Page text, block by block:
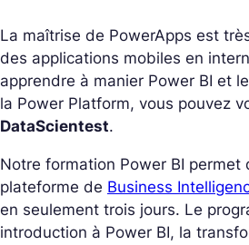
La maîtrise de PowerApps est
des applications mobiles en
apprendre à manier Power BI et
la Power Platform, vous pouvez
DataScientest.
Notre formation Power BI permet
plateforme de Business
en seulement trois jours. Le
introduction à Power BI, la